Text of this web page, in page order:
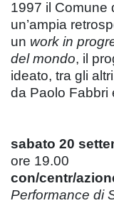
1997 il Comune
un’ampia
un work in
del mondo, il
ideato, tra gli
da Paolo Fabbri
sabato 20
ore 19.00
con/centr/
Performance di